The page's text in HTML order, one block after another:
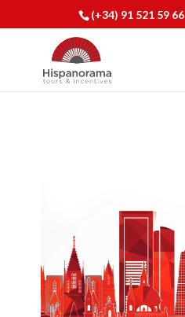
(+34) 91 521 59 66